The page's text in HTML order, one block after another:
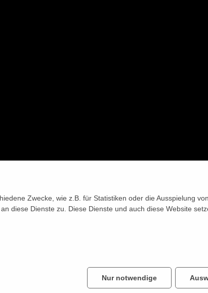
Zwecke, wie z.B. für Statistiken oder die Ausspielung
diese Dienste zu. Diese Dienste und auch diese Website
Nur notwendige